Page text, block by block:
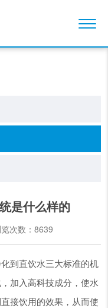
是什么样的
次数： 8639
到直饮水三大标准的机
加入高科技成分，使水
接饮用的效果，从而使